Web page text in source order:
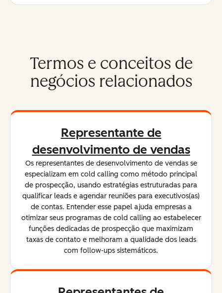
Termos e conceitos de
negócios relacionados
Representante de
desenvolvimento de vendas
Os representantes de desenvolvimento de vendas se
especializam em cold calling como método principal
de prospecção, usando estratégias estruturadas para
qualificar leads e agendar reuniões para executivos(as)
de contas. Entender esse papel ajuda empresas a
otimizar seus programas de cold calling ao estabelecer
funções dedicadas de prospecção que maximizam
taxas de contato e melhoram a qualidade dos leads
com follow-ups sistemáticos.